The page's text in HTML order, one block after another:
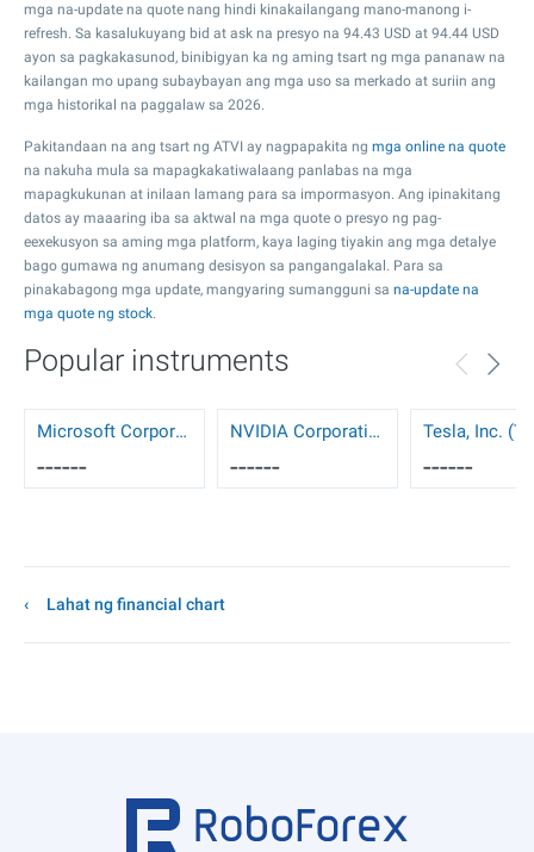
mga na-update na quote nang hindi kinakailangang mano-manong i-
refresh. Sa kasalukuyang bid at ask na presyo na 94.43 USD at 94.44 USD
ayon sa pagkakasunod, binibigyan ka ng aming tsart ng mga pananaw na
kailangan mo upang subaybayan ang mga uso sa merkado at suriin ang
mga historikal na paggalaw sa 2026.
Pakitandaan na ang tsart ng ATVI ay nagpapakita ng mga online na quote
na nakuha mula sa mapagkakatiwalaang panlabas na mga
mapagkukunan at inilaan lamang para sa impormasyon. Ang ipinakitang
datos ay maaaring iba sa aktwal na mga quote o presyo ng pag-
eexekusyon sa aming mga platform, kaya laging tiyakin ang mga detalye
bago gumawa ng anumang desisyon sa pangangalakal. Para sa
pinakabagong mga update, mangyaring sumangguni sa na-update na
mga quote ng stock.
Popular instruments
Microsoft Corporation (MSFT)
------
NVIDIA Corporation (NVDA)
------
Tesla, Inc.
------
Lahat ng financial chart